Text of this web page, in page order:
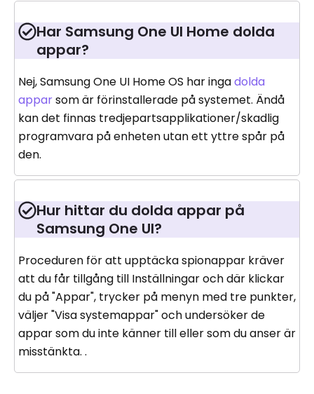
Har Samsung One UI Home dolda
appar?
Nej, Samsung One UI Home OS har ingadolda
apparsom är förinstallerade på systemet. Ändå
kan det finnas tredjepartsapplikationer/skadlig
programvara på enheten utan ett yttre spår på
den.
Hur hittar du dolda appar på
Samsung One UI?
Proceduren för att upptäcka spionappar kräver
att du får tillgång till Inställningar och där klickar
du på "Appar", trycker på menyn med tre punkter,
väljer "Visa systemappar" och undersöker de
appar som du inte känner till eller som du anser är
misstänkta. .